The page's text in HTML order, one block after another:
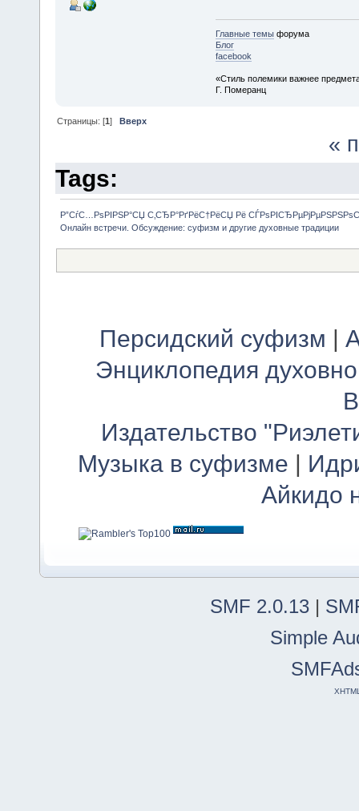
Главные темыфорума
Блог
facebook
«Стиль полемики важнее
Г. Померанц
Страницы: [1]Вверх
«
Tags:
Р”СѓС…РѕРІРЅР°СЏ С‚СЂР°РґРёС†РёСЏ Рё
Онлайн встречи. Обсуждение: суфизм и другие духовные традиции
Персидский суфизм |
Энциклопедия
Издательство
Музыка в суфизме |
Айкидо
SMF 2.0.13 |
Simple